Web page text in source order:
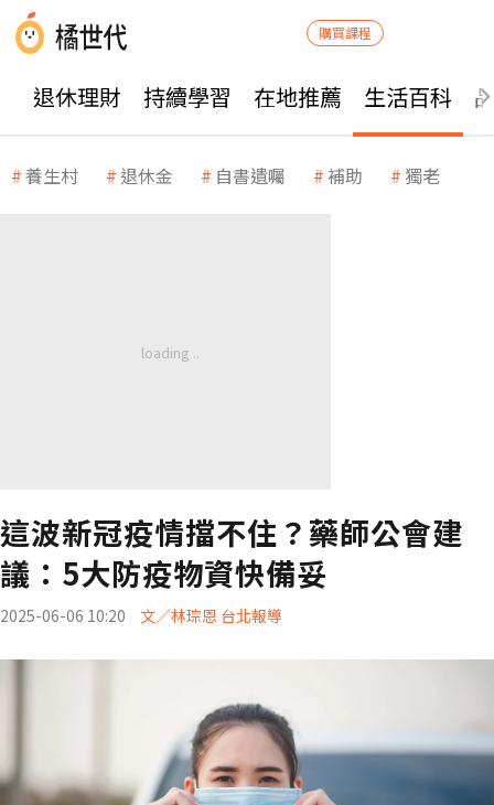
購買課程
退休理財 持續學習 在地推薦 生活百科
養生村 退休金 自書遺囑 補助 獨老
這波新冠疫情擋不住？藥師公會建
議：5大防疫物資快備妥
2025-06-06 10:20 文／林琮恩 台北報導